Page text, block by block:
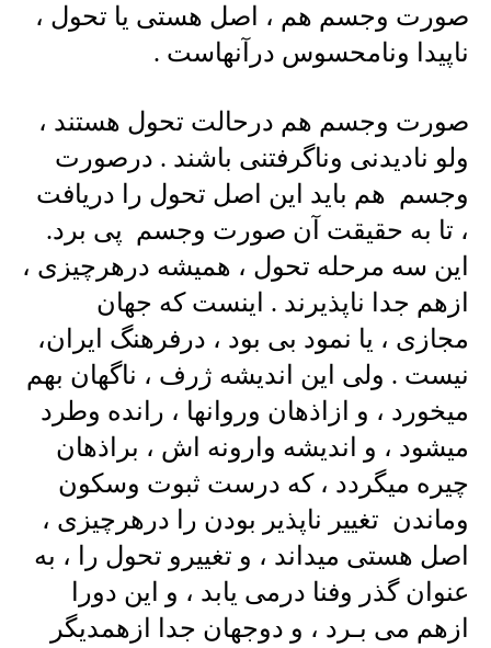
صورت وجسم هم ، اصل هستی یا تحول ،
ناپیدا ونامحسوس درآنهاست .
صورت وجسم هم درحالت تحول هستند ،
ولو نادیدنی وناگرفتنی باشند . درصورت
وجسم هم باید این اصل تحول را دریافت
، تا به حقیقت آن صورت وجسم پی برد.
این سه مرحله تحول ، همیشه درهرچیزی ،
ازهم جدا ناپذیرند . اینست که جهان
مجازی ، یا نمود بی بود ، درفرهنگ ایران،
نیست . ولی این اندیشه ژرف ، ناگهان بهم
میخورد ، و ازاذهان وروانها ، رانده وطرد
میشود ، و اندیشه وارونه اش ، براذهان
چیره میگردد ، که درست ثبوت وسکون
وماندن تغییر ناپذیر بودن را درهرچیزی ،
اصل هستی میداند ، و تغییرو تحول را ، به
عنوان گذر وفنا درمی یابد ، و این دورا
ازهم می بـرد ، و دوجهان جدا ازهمدیگر